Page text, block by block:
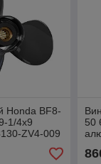
Honda BF8-
1/4x9
ZV4-009
50